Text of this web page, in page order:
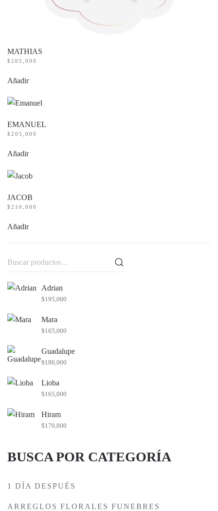
MATHIAS
$ 205,000
Añadir
EMANUEL
$ 205,000
Añadir
JACOB
$ 210,000
Añadir
Buscar
por:
Adrian
$195,000
Mara
$165,000
Guadalupe
$180,000
Lioba
$165,000
Hiram
$170,000
BUSCA POR CATEGORÍA
1 DÍA DESPUÉS
ARREGLOS FLORALES FUNEBRES